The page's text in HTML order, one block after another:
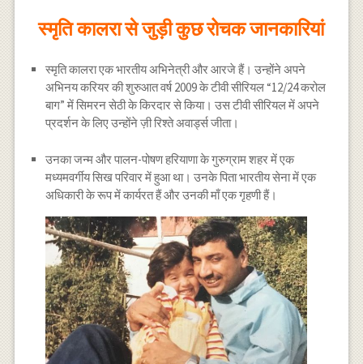
स्मृति कालरा से जुड़ी कुछ रोचक जानकारियां
स्मृति कालरा एक भारतीय अभिनेत्री और आरजे हैं। उन्होंने अपने
अभिनय करियर की शुरुआत वर्ष 2009 के टीवी सीरियल “12/24 करोल
बाग” में सिमरन सेठी के किरदार से किया। उस टीवी सीरियल में अपने
प्रदर्शन के लिए उन्होंने ज़ी रिश्ते अवार्ड्स जीता।
उनका जन्म और पालन-पोषण हरियाणा के गुरुग्राम शहर में एक
मध्यमवर्गीय सिख परिवार में हुआ था। उनके पिता भारतीय सेना में एक
अधिकारी के रूप में कार्यरत हैं और उनकी माँ एक गृहणी हैं।